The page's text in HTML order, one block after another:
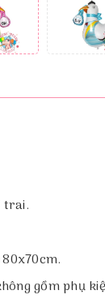
trai.
gồm phụ